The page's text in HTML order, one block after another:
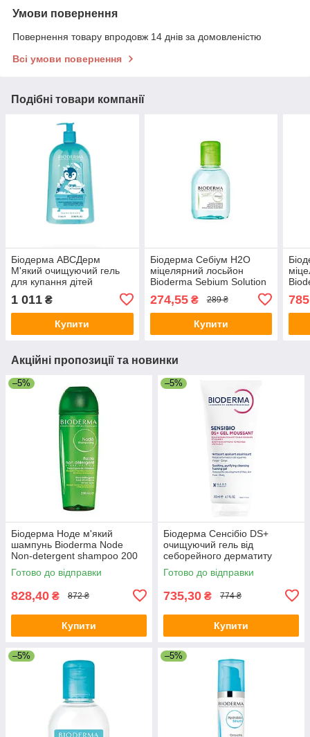
Умови повернення
Повернення товару впродовж 14 днів за домовленістю
Всі умови повернення
Подібні товари компанії
Біодерма АВСДерм
М'який очищуючий гель
для купання дітей
Foaming Cleanser 1 л
1 011 ₴
Купити
Біодерма Себіум Н2О
міцелярний лосьйон
Bioderma Sebium Solution
274,55₴ 289 ₴
Купити
Акційні пропозиції та новинки
–5%
Біодерма Ноде м'який
шампунь Bioderma Node
Non-detergent shampoo 200
мл
Готово до відправки
828,40 ₴ 872 ₴
Купити
–5%
Біодерма Сенсібіо DS+
очищуючий гель від
себорейного дерматиту
Bioderma Sensibio DS+ gel
200 мл
Готово до відправки
735,30 ₴ 774 ₴
Купити
–5% –5%